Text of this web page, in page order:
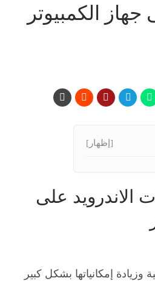
جهاز الكمبيوتر
[إظهار]
الاندرويد على
وزيادة إمكانياتها بشكل كبير